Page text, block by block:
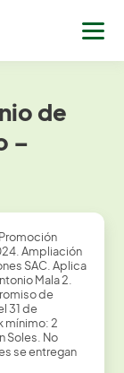
de
–
Ampliación
SAC. Aplica
Mala 2.
de
31 de
mínimo: 2
Soles. No
se entregan